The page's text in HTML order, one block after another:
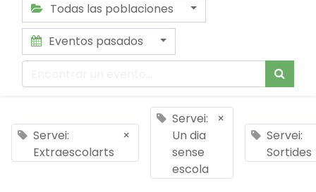
Todas las poblaciones
Eventos pasados
Servei:
Extraescolarts
×
Servei:
Un dia
sense
escola
×
Servei:
Sortides